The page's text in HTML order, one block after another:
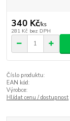
340 Kč/ks
281 Kč bez DPH
Číslo produktu:
EAN kód:
Výrobce:
Hlídat cenu / dostupnost